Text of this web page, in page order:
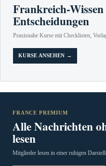
Frankreich-
Entscheidungen
Praxisnahe Kurse mit Checklisten,
KURSE ANSEHEN →
FRANCE PREMIUM
Alle Nachrichten
lesen
Mitglieder lesen in einer ruhigen